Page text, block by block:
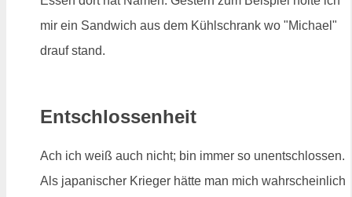
mir ein Sandwich aus dem Kühlschrank wo "Michael"
drauf stand.
Entschlossenheit
Ach ich weiß auch nicht; bin immer so unentschlossen.
Als japanischer Krieger hätte man mich wahrscheinlich